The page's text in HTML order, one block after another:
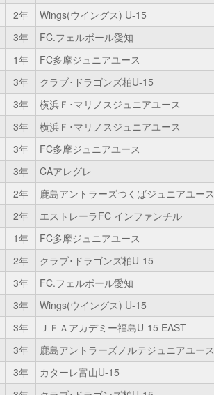
2年 Wings(ウイングス) U-15
3年 FC.フェルボール愛知
1年 FC多摩ジュニアユース
3年 クラブ･ドラゴンズ柏U-15
3年 横浜Ｆ･マリノスジュニアユース
3年 横浜Ｆ･マリノスジュニアユース
3年 FC多摩ジュニアユース
3年 CAアレグレ
2年 鹿島アントラーズつくばジュニアユース
2年 エストレーラFC インファンチル
1年 FC多摩ジュニアユース
2年 クラブ･ドラゴンズ柏U-15
3年 FC.フェルボール愛知
3年 Wings(ウイングス) U-15
3年 ＪＦＡアカデミー福島U-15 EAST
3年 鹿島アントラーズノルテジュニアユース
3年 カターレ富山U-15